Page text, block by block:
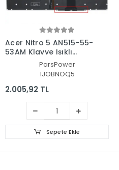
Acer Nitro 5 AN515-55-
53AM Klavye Işıklı
(Siyah TR)ParsPower
1JOBNOQ5
2.005,92 TL
Sepete Ekle